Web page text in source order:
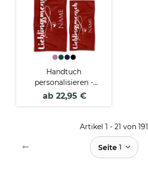
Handtuch
personalisieren -
Lieblingsmensch -
verschiedenen Farben
ab 22,95 €
Artikel 1 - 21 von 191
Seite 1